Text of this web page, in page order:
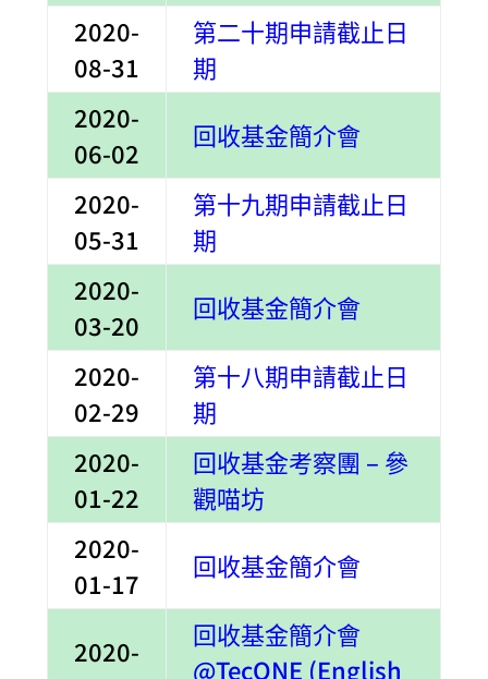
2020-
08-31
第二十期申請截止日
期
2020-
06-02
回收基金簡介會
2020-
05-31
第十九期申請截止日
期
2020-
03-20
回收基金簡介會
2020-
02-29
第十八期申請截止日
期
2020-
01-22
回收基金考察團 – 參
觀喵坊
2020-
01-17
回收基金簡介會
2020-
回收基金簡介會
@TecONE (English